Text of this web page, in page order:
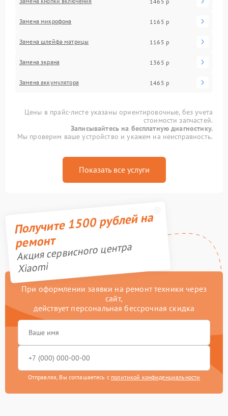
Замена микрофона 1165 р
Замена шлейфа матрицы 1165 р
Замена экрана 1365 р
Замена аккумулятора 1465 р
Цены в прайс-листе указаны ориентировочные, без учета
стоимости запчастей.
Записывайтесь на бесплатную диагностику.
Мы проверим ваше устройство и укажем на неисправность.
Показать все услуги
Получите 1500 рублей на
ремонт
Акция сервисного центра
Xiaomi
При оформлении заявки на ремонт техники через
сайт,
действует персональная бессрочная скидка
Отправляя, Вы соглашаетесь с политикой конфиденциальности